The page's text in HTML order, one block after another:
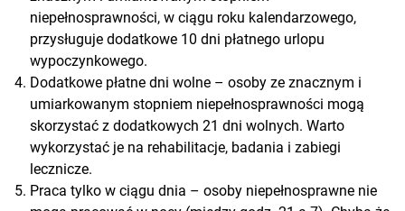
niepełnosprawności, w ciągu roku kalendarzowego,
przysługuje dodatkowe 10 dni płatnego urlopu
wypoczynkowego.
Dodatkowe płatne dni wolne – osoby ze znacznym i
umiarkowanym stopniem niepełnosprawności mogą
skorzystać z dodatkowych 21 dni wolnych. Warto
wykorzystać je na rehabilitacje, badania i zabiegi
lecznicze.
Praca tylko w ciągu dnia – osoby niepełnosprawne nie